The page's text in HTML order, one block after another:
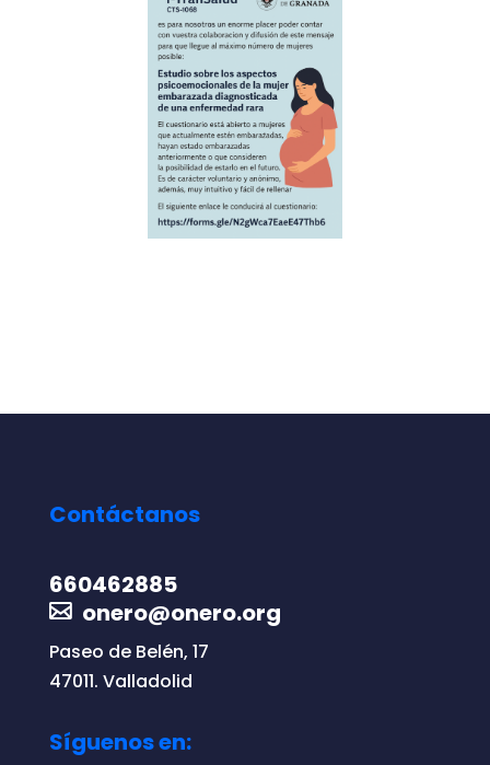
Contáctanos
660462885
onero@onero.org
Paseo de Belén, 17
47011. Valladolid
Síguenos en: